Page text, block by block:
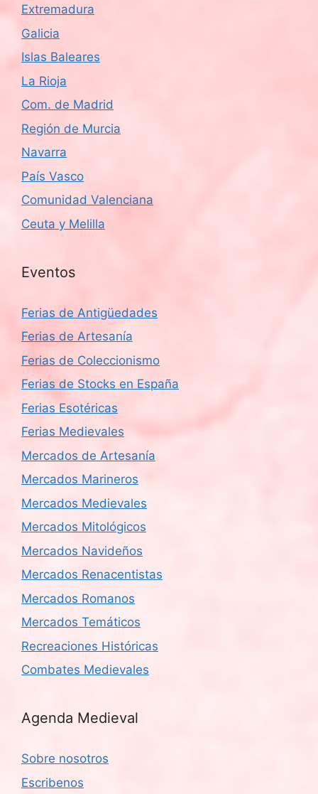
Extremadura
Galicia
Islas Baleares
La Rioja
Com. de Madrid
Región de Murcia
Navarra
País Vasco
Comunidad Valenciana
Ceuta y Melilla
Eventos
Ferias de Antigüedades
Ferias de Artesanía
Ferias de Coleccionismo
Ferias de Stocks en España
Ferias Esotéricas
Ferias Medievales
Mercados de Artesanía
Mercados Marineros
Mercados Medievales
Mercados Mitológicos
Mercados Navideños
Mercados Renacentistas
Mercados Romanos
Mercados Temáticos
Recreaciones Históricas
Combates Medievales
Agenda Medieval
Sobre nosotros
Escribenos